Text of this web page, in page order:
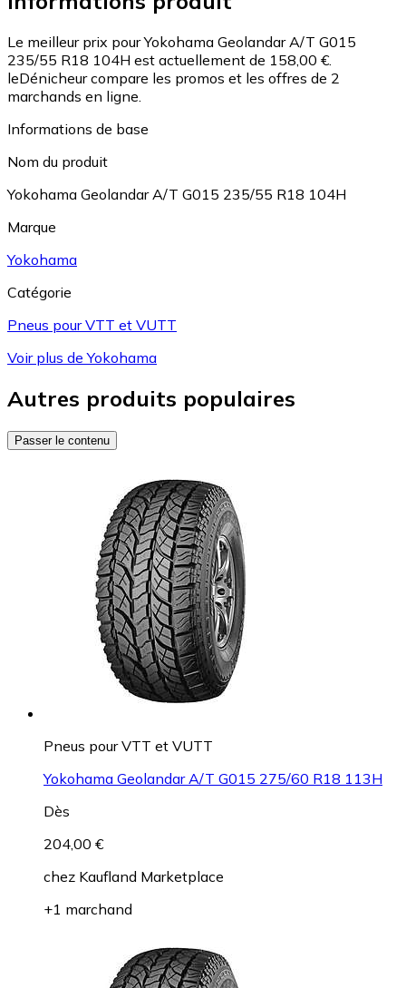
Le meilleur prix pour Yokohama Geolandar A/T G015
235/55 R18 104H est actuellement de 158,00 €.
leDénicheur compare les promos et les offres de 2
marchands en ligne.
Informations de base
Nom du produit
Yokohama Geolandar A/T G015 235/55 R18 104H
Marque
Yokohama
Catégorie
Pneus pour VTT et VUTT
Voir plus de Yokohama
Autres produits populaires
Passer le contenu
Pneus pour VTT et VUTT
Yokohama Geolandar A/T G015 275/60 R18 113H
Dès
204,00 €
chez Kaufland Marketplace
+1 marchand